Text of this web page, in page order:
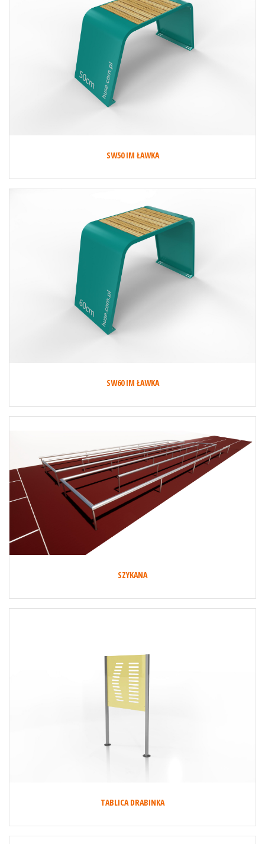
SW50 IM ŁAWKA
SW60 IM ŁAWKA
SZYKANA
TABLICA DRABINKA